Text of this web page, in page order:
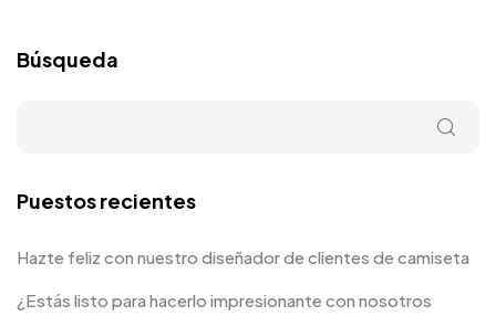
Búsqueda
Puestos recientes
Hazte feliz con nuestro diseñador de clientes de camiseta
¿Estás listo para hacerlo impresionante con nosotros